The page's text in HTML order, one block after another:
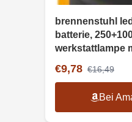
brennenstuhl
batterie,
werkstattlampe
€9,78 €16,49
Bei